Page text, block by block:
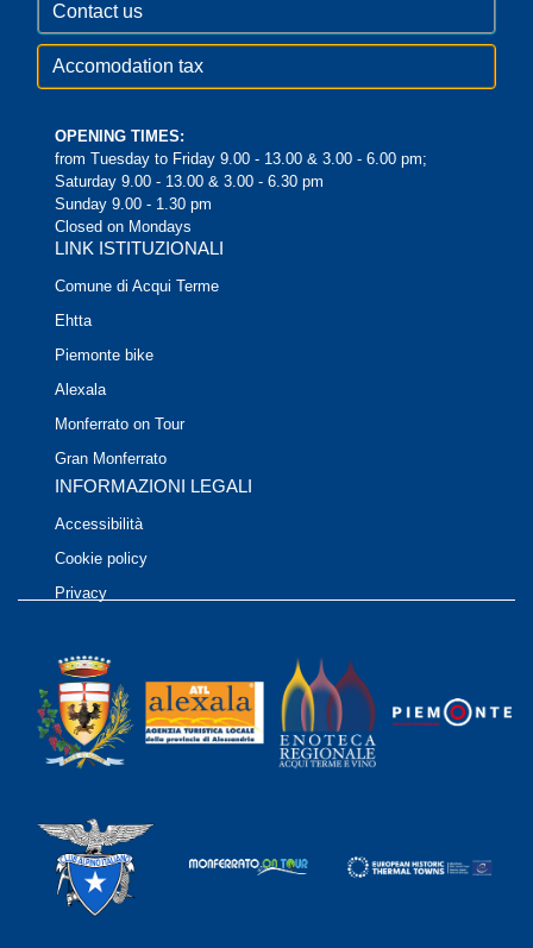
Contact us
Accomodation tax
OPENING TIMES:
from Tuesday to Friday 9.00 - 13.00 & 3.00 - 6.00 pm;
Saturday 9.00 - 13.00 & 3.00 - 6.30 pm
Sunday 9.00 - 1.30 pm
Closed on Mondays
LINK ISTITUZIONALI
Comune di Acqui Terme
Ehtta
Piemonte bike
Alexala
Monferrato on Tour
Gran Monferrato
INFORMAZIONI LEGALI
Accessibilità
Cookie policy
Privacy